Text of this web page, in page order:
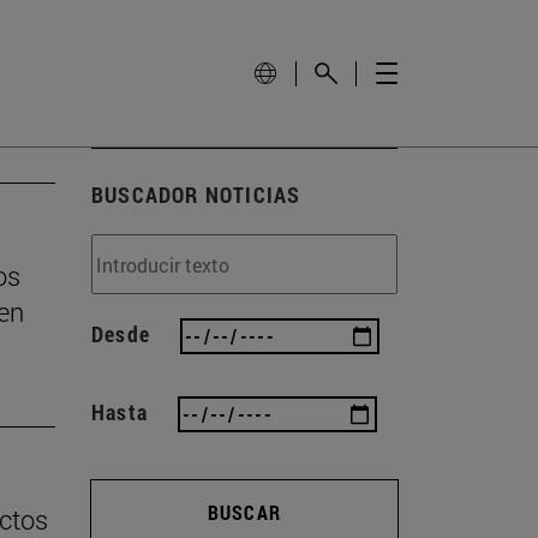
BUSCADOR NOTICIAS
Desde
Hasta
BUSCAR